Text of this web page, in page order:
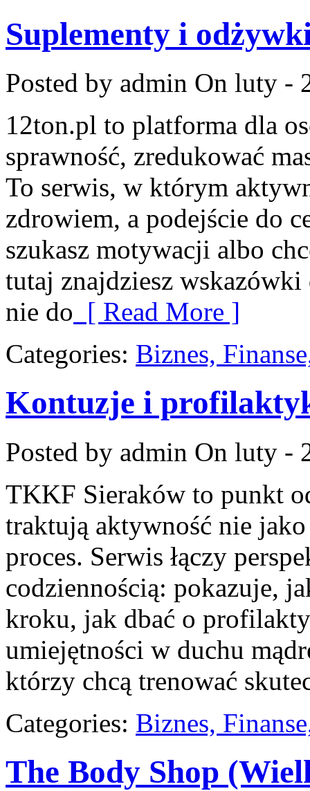
Suplementy i
Posted by admin On luty -
12ton.pl to platforma dla
sprawność, zredukować
To serwis, w którym
zdrowiem, a podejście do
szukasz motywacji albo
tutaj znajdziesz wskazówki
nie do [ Read More ]
Categories: Biznes,
Kontuzje i
Posted by admin On luty -
TKKF Sieraków to punkt
traktują aktywność nie
proces. Serwis łączy
codziennością: pokazuje,
kroku, jak dbać o
umiejętności w duchu
którzy chcą trenować
Categories: Biznes,
The Body Shop